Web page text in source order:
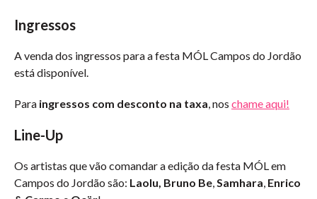
Ingressos
A venda dos ingressos para a festa MÓL Campos do Jordão
está disponível.
Para ingressos com desconto na taxa, nos chame aqui!
Line-Up
Os artistas que vão comandar a edição da festa MÓL em
Campos do Jordão são: Laolu, Bruno Be,Samhara, Enrico